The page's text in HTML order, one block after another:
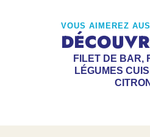
VOUS AIMEREZ
FILET DE BAR,
LÉGUMES